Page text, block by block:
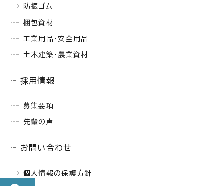
防振ゴム
梱包資材
工業用品・安全用品
土木建築・農業資材
採用情報
募集要項
先輩の声
お問い合わせ
個人情報の保護方針